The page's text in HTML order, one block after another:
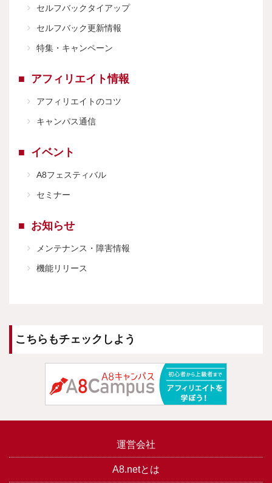
セルフバックタイアップ
セルフバック更新情報
特集・キャンペーン
アフィリエイト情報
アフィリエイトのコツ
キャンパス通信
イベント
A8フェスティバル
セミナー
お知らせ
メンテナンス・障害情報
機能リリース
こちらもチェックしよう
運営会社
A8.netとは